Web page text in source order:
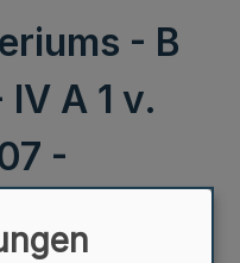
- B
A 1 v.
-